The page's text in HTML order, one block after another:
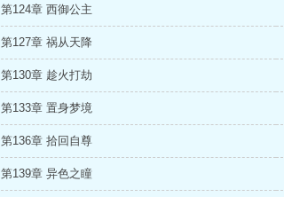
第124章 西御公主
第127章 祸从天降
第130章 趁火打劫
第133章 置身梦境
第136章 拾回自尊
第139章 异色之瞳